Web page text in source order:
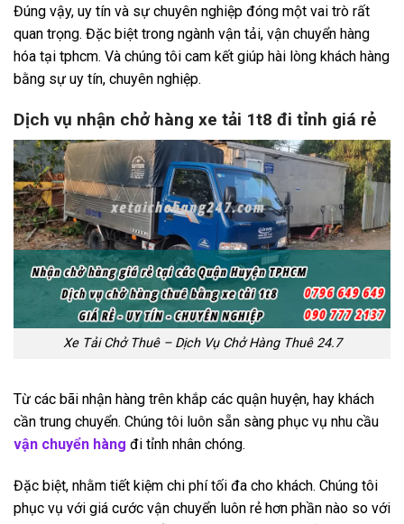
Đúng vậy, uy tín và sự chuyên nghiệp đóng một vai trò rất
quan trọng. Đặc biệt trong ngành vận tải, vận chuyển hàng
hóa tại tphcm. Và chúng tôi cam kết giúp hài lòng khách hàng
bằng sự uy tín, chuyên nghiệp.
Dịch vụ nhận chở hàng xe tải 1t8 đi tỉnh giá rẻ
Xe Tải Chở Thuê – Dịch Vụ Chở Hàng Thuê 24.7
Từ các bãi nhận hàng trên khắp các quận huyện, hay khách
cần trung chuyển. Chúng tôi luôn sẵn sàng phục vụ nhu cầu
vận chuyển hàng đi tỉnh nhân chóng.
Đặc biệt, nhằm tiết kiệm chi phí tối đa cho khách. Chúng tôi
phục vụ với giá cước vận chuyển luôn rẻ hơn phần nào so với